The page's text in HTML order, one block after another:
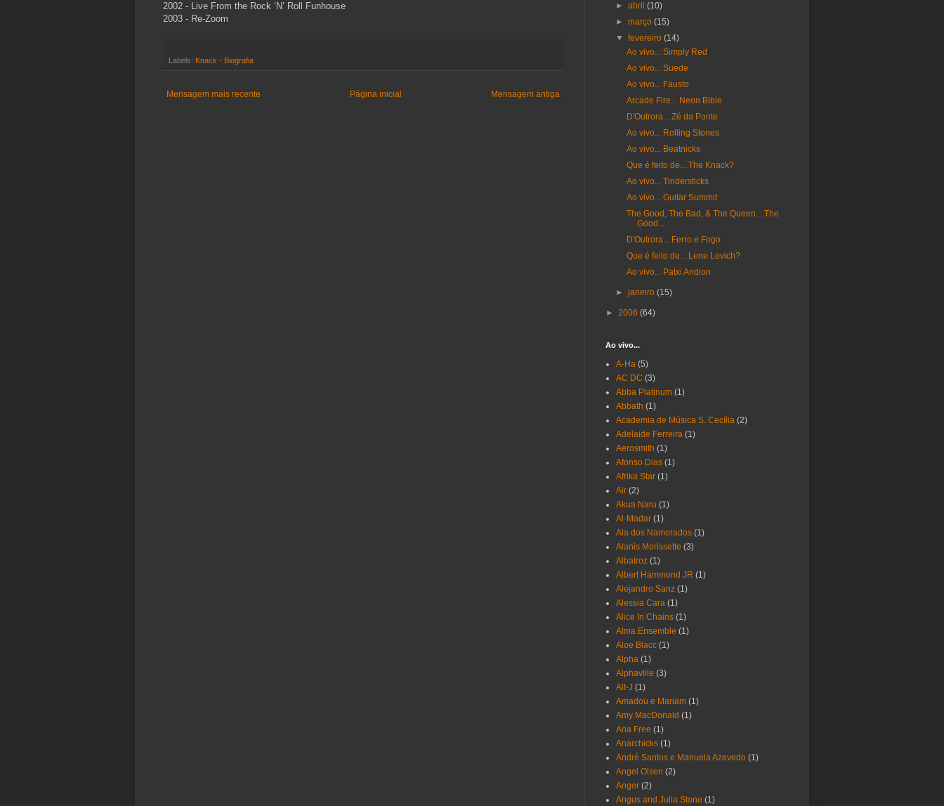
2002 - Live From the Rock ‘N’ Roll Funhouse
2003 - Re-Zoom
Labels: Knack - Biografia
Mensagem mais recente Mensagem antiga
Página inicial
►abril(10)
►março(15)
▼fevereiro(14)
Ao vivo... Simply Red
Ao vivo... Suede
Ao vivo... Fausto
Arcade Fire... Neon Bible
D'Outrora... Zé da Ponte
Ao vivo... Rolling Stones
Ao vivo... Beatnicks
Que é feito de... The Knack?
Ao vivo... Tindersticks
Ao vivo... Guitar Summit
The Good, The Bad, & The Queen... The
Good...
D'Outrora... Ferro e Fogo
Que é feito de... Lene Lovich?
Ao vivo... Patxi Andion
►janeiro(15)
► 2006 (64)
Ao vivo...
A-Ha (5)
AC DC (3)
Abba Platinum (1)
Abbath (1)
Academia de Música S. Cecília (2)
Adelaide Ferreira (1)
Aerosmith (1)
Afonso Dias (1)
Afrika Star (1)
Air (2)
Akua Naru (1)
Al-Madar (1)
Ala dos Namorados (1)
Alanis Morissette (3)
Albatroz (1)
Albert Hammond JR (1)
Alejandro Sanz (1)
Alessia Cara (1)
Alice In Chains (1)
Alma Ensemble (1)
Aloe Blacc (1)
Alpha (1)
Alphaville (3)
Alt-J (1)
Amadou e Mariam (1)
Amy MacDonald (1)
Ana Free (1)
Anarchicks (1)
André Santos e Manuela Azevedo (1)
Angel Olsen (2)
Anger (2)
Angus and Julia Stone (1)